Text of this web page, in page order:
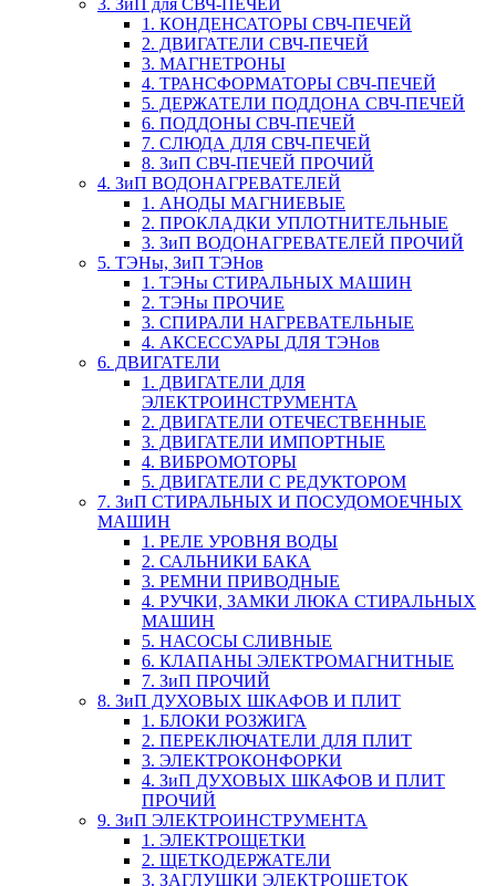
3. ЗиП для СВЧ-ПЕЧЕЙ
1. КОНДЕНСАТОРЫ СВЧ-ПЕЧЕЙ
2. ДВИГАТЕЛИ СВЧ-ПЕЧЕЙ
3. МАГНЕТРОНЫ
4. ТРАНСФОРМАТОРЫ СВЧ-ПЕЧЕЙ
5. ДЕРЖАТЕЛИ ПОДДОНА СВЧ-ПЕЧЕЙ
6. ПОДДОНЫ СВЧ-ПЕЧЕЙ
7. СЛЮДА ДЛЯ СВЧ-ПЕЧЕЙ
8. ЗиП СВЧ-ПЕЧЕЙ ПРОЧИЙ
4. ЗиП ВОДОНАГРЕВАТЕЛЕЙ
1. АНОДЫ МАГНИЕВЫЕ
2. ПРОКЛАДКИ УПЛОТНИТЕЛЬНЫЕ
3. ЗиП ВОДОНАГРЕВАТЕЛЕЙ ПРОЧИЙ
5. ТЭНы, ЗиП ТЭНов
1. ТЭНы СТИРАЛЬНЫХ МАШИН
2. ТЭНы ПРОЧИЕ
3. СПИРАЛИ НАГРЕВАТЕЛЬНЫЕ
4. АКСЕССУАРЫ ДЛЯ ТЭНов
6. ДВИГАТЕЛИ
1. ДВИГАТЕЛИ ДЛЯ
ЭЛЕКТРОИНСТРУМЕНТА
2. ДВИГАТЕЛИ ОТЕЧЕСТВЕННЫЕ
3. ДВИГАТЕЛИ ИМПОРТНЫЕ
4. ВИБРОМОТОРЫ
5. ДВИГАТЕЛИ С РЕДУКТОРОМ
7. ЗиП СТИРАЛЬНЫХ И ПОСУДОМОЕЧНЫХ
МАШИН
1. РЕЛЕ УРОВНЯ ВОДЫ
2. САЛЬНИКИ БАКА
3. РЕМНИ ПРИВОДНЫЕ
4. РУЧКИ, ЗАМКИ ЛЮКА СТИРАЛЬНЫХ
МАШИН
5. НАСОСЫ СЛИВНЫЕ
6. КЛАПАНЫ ЭЛЕКТРОМАГНИТНЫЕ
7. ЗиП ПРОЧИЙ
8. ЗиП ДУХОВЫХ ШКАФОВ И ПЛИТ
1. БЛОКИ РОЗЖИГА
2. ПЕРЕКЛЮЧАТЕЛИ ДЛЯ ПЛИТ
3. ЭЛЕКТРОКОНФОРКИ
4. ЗиП ДУХОВЫХ ШКАФОВ И ПЛИТ
ПРОЧИЙ
9. ЗиП ЭЛЕКТРОИНСТРУМЕНТА
1. ЭЛЕКТРОЩЕТКИ
2. ЩЕТКОДЕРЖАТЕЛИ
3. ЗАГЛУШКИ ЭЛЕКТРОЩЕТОК